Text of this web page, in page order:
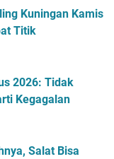
Kuningan Kamis
Titik
2026: Tidak
Kegagalan
Salat Bisa